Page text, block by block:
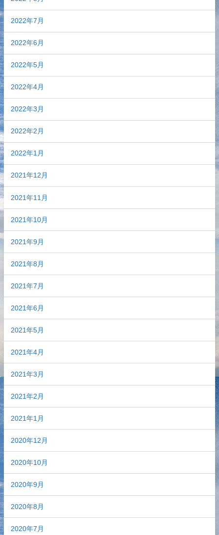
2022年7月
2022年6月
2022年5月
2022年4月
2022年3月
2022年2月
2022年1月
2021年12月
2021年11月
2021年10月
2021年9月
2021年8月
2021年7月
2021年6月
2021年5月
2021年4月
2021年3月
2021年2月
2021年1月
2020年12月
2020年10月
2020年9月
2020年8月
2020年7月